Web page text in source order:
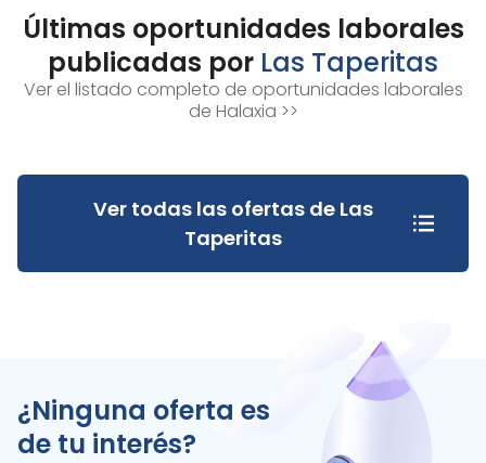
Últimas oportunidades laborales
publicadas por Las Taperitas
Ver el listado completo de oportunidades laborales
de Halaxia >>
Ver todas las ofertas de Las
Taperitas
¿Ninguna oferta es
de tu interés?